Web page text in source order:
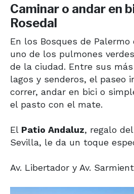
Caminar o andar en
Rosedal
En los Bosques de Palermo
uno de los pulmones
de la ciudad. Entre sus más
lagos y senderos, el paseo
correr, andar en bici o
el pasto con el mate.
El Patio Andaluz, regalo
Sevilla, le da un toque
Av. Libertador y Av.